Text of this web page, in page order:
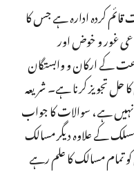
کردہ ادارہ ہے جس کا
غور و خوض اور
کے ارکان و وابستگان
حل تجویز کرنا ہے۔ شریعہ
ہے، سوالات کا جواب
کے علاوہ دیگر مسالک
تمام مسالک کا علم رہے